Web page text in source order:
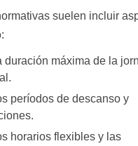
suelen incluir
duración máxima de la
períodos de descanso y
horarios flexibles y las